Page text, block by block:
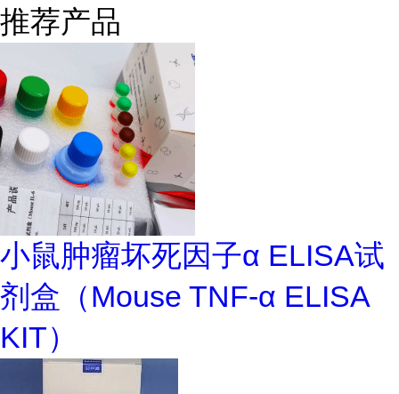
推荐产品
小鼠肿瘤坏死因子α ELISA试
剂盒（Mouse TNF-α ELISA
KIT）